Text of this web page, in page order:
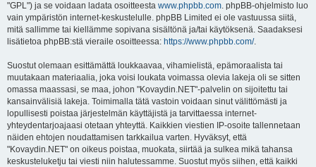
"GPL") ja se voidaan ladata osoitteesta www.phpbb.com. phpBB-ohjelmisto luo
vain ympäristön internet-keskustelulle. phpBB Limited ei ole vastuussa siitä,
mitä sallimme tai kiellämme sopivana sisältönä ja/tai käytöksenä. Saadaksesi
lisätietoa phpBB:stä vieraile osoitteessa: https://www.phpbb.com/.
Suostut olemaan esittämättä loukkaavaa, vihamielistä, epämoraalista tai
muutakaan materiaalia, joka voisi loukata voimassa olevia lakeja oli se sitten
omassa maassasi, se maa, johon "Kovaydin.NET"-palvelin on sijoitettu tai
kansainvälisiä lakeja. Toimimalla tätä vastoin voidaan sinut välittömästi ja
lopullisesti poistaa järjestelmän käyttäjistä ja tarvittaessa internet-
yhteydentarjoajaasi otetaan yhteyttä. Kaikkien viestien IP-osoite tallennetaan
näiden ehtojen noudattamisen tarkkailua varten. Hyväksyt, että
"Kovaydin.NET" on oikeus poistaa, muokata, siirtää ja sulkea mikä tahansa
keskusteluketju tai viesti niin halutessamme. Suostut myös siihen, että kaikki